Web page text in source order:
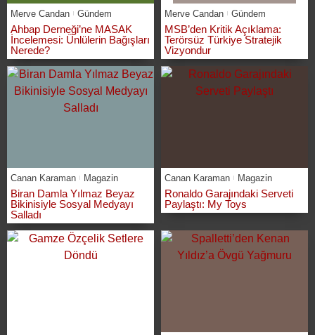
Merve Candan Gündem
Ahbap Derneği’ne MASAK
İncelemesi: Ünlülerin Bağışları
Nerede?
Merve Candan Gündem
MSB’den Kritik Açıklama:
Terörsüz Türkiye Stratejik
Vizyondur
Canan Karaman Magazin
Biran Damla Yılmaz Beyaz
Bikinisiyle Sosyal Medyayı
Salladı
Canan Karaman Magazin
Ronaldo Garajındaki Serveti
Paylaştı: My Toys